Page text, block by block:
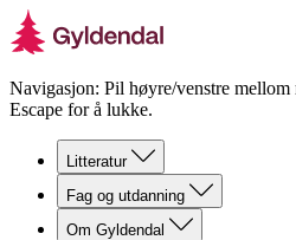
Navigasjon: Pil høyre/venstre mellom
Escape for å lukke.
Litteratur
Fag og utdanning
Om Gyldendal